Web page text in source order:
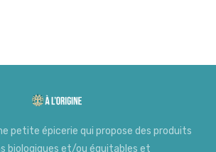
petite épicerie qui propose des produits
biologiques et/ou équitables et